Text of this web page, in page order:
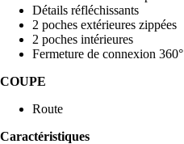
Détails réfléchissants
2 poches extérieures zippées
2 poches intérieures
Fermeture de connexion 360°
COUPE
Route
Caractéristiques